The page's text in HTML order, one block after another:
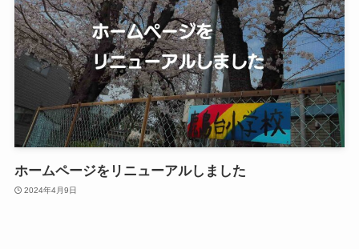
ホームページをリニューアルしました
2024年4月9日